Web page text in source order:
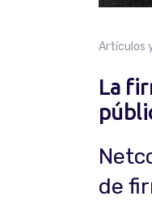
Artículos
La
de